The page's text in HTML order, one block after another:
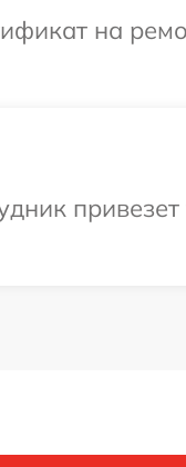
на
привезет